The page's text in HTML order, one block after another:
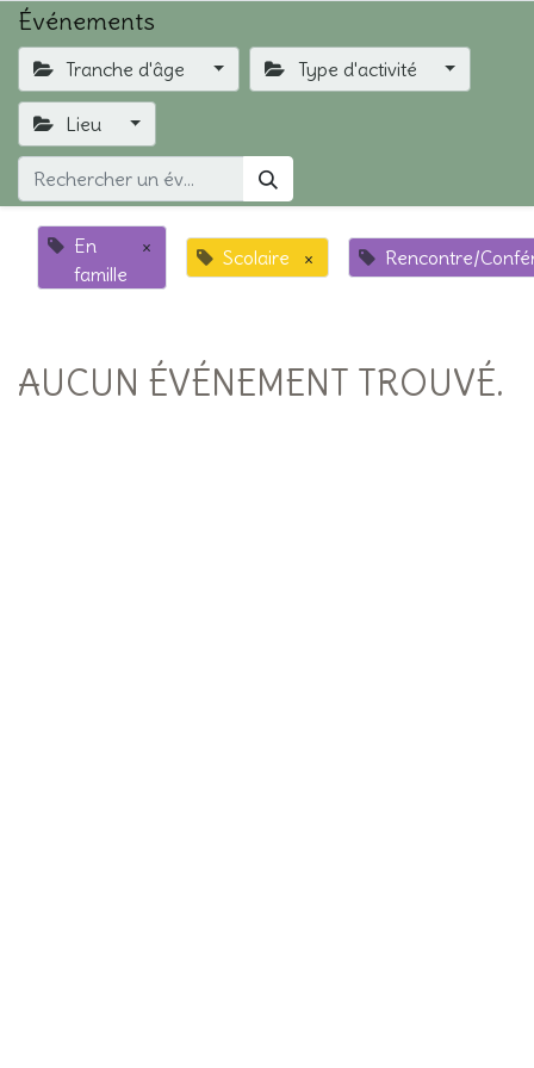
Événements
Tranche d'âge Type d'activité
Lieu
En
famille
× Scolaire × Rencontre/
AUCUN ÉVÉNEMENT TROUVÉ.